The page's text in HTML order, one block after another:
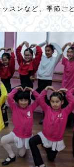
スンなど、季節ご